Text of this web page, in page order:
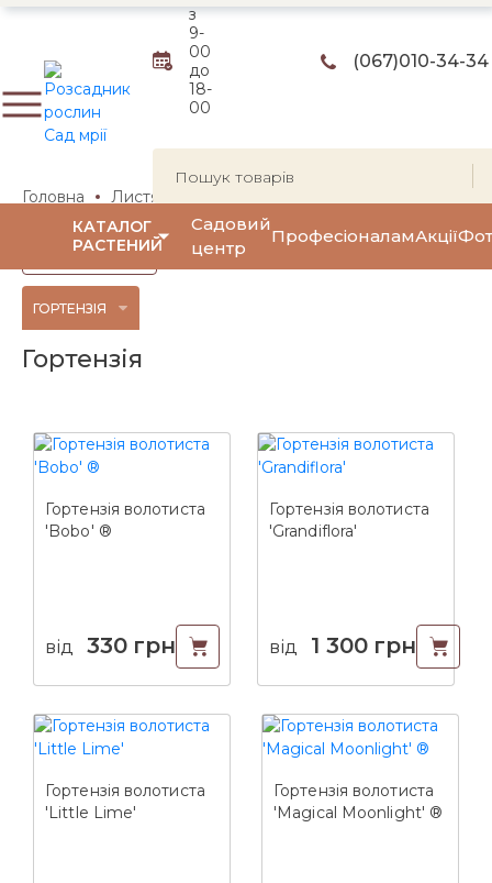
з
9-
00
до
18-
00
(067)010-34-34
КАТАЛОГ
РАСТЕНИЙ
Садовий
центр
ПрофесіоналамАкції
Головна Листяні чагарники
Фільтр (0)
ГОРТЕНЗІЯ
Гортензія
Гортензія волотиста
'Bobo' ®
від 330 грн
Гортензія волотиста
'Grandiflora'
від 1 300 грн
Гортензія волотиста
'Little Lime'
Гортензія волотиста
'Magical Moonlight' ®